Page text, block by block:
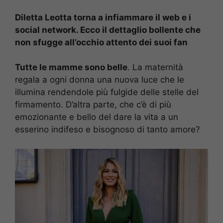
Diletta Leotta torna a infiammare il web e i
social network. Ecco il dettaglio bollente che
non sfugge all’occhio attento dei suoi fan
Tutte le mamme sono belle. La maternità
regala a ogni donna una nuova luce che le
illumina rendendole più fulgide delle stelle del
firmamento. D’altra parte, che c’è di più
emozionante e bello del dare la vita a un
esserino indifeso e bisognoso di tanto amore?